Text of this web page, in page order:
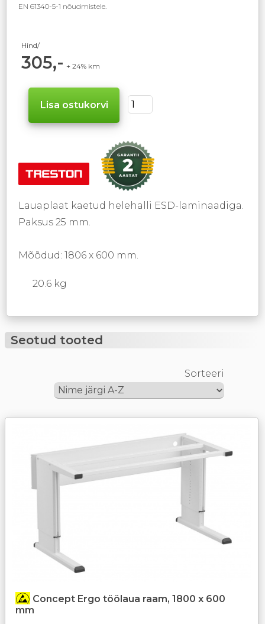
EN 61340-5-1 nõudmistele.
Hind/
305,- + 24% km
Lauaplaat kaetud helehalli ESD-laminaadiga.
Paksus 25 mm.
Mõõdud: 1806 x 600 mm.
20.6 kg
Seotud tooted
Sorteeri
Concept Ergo töölaua raam, 1800 x 600
mm